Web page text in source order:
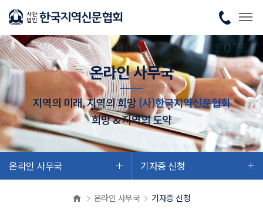
온라인 사무국
지역의 미래, 지역의 희망(사)한국지역신문협회
희망 & 지역의 도약
온라인 사무국 기자증 신청
온라인 사무국 기자증 신청